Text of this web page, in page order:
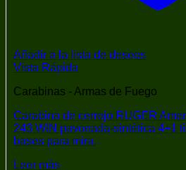
Añadir a la lista de deseos
Vista Rápida
Carabinas - Armas de Fuego
Carabina de cerrojo RUGER
243 WIN pavonada-sintética 4+1
bases para mira.
Leer más